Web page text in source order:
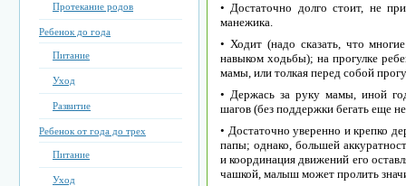
Протекание родов
Ребенок до года
Питание
Уход
Развитие
Ребенок от года до трех
Питание
Уход
• Достаточно долго стоит, не
манежика.
• Ходит (надо сказать, что
навыком ходьбы); на прогулке
мамы, или толкая перед собой
• Держась за руку мамы, иной
шагов (без поддержки бегать еще
• Достаточно уверенно и крепко
папы; однако, большей
и координация движений его
чашкой, малыш может пролить